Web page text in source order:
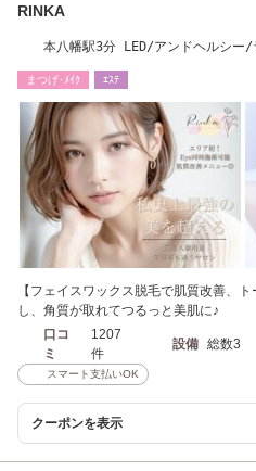
RINKA
本八幡駅3分 LED/アンドヘルシー
まつげ･ﾒｲｸ ｴｽﾃ
【フェイスワックス脱毛で肌質改善、
し、角質が取れてつるっと美肌に♪
口コ
ミ
1207
件
設備 総数3
スマート支払いOK
クーポンを表示